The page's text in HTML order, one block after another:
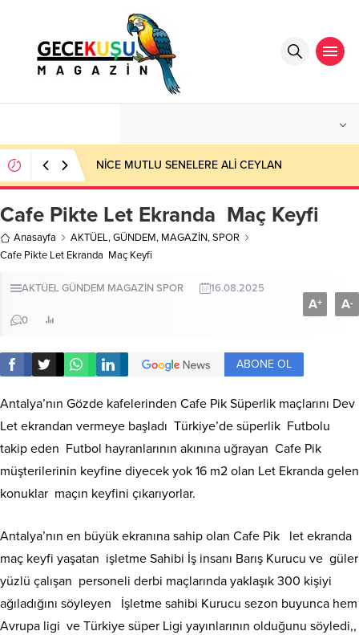
NİCE MUTLU SENELERE ALİ CEYLAN
Cafe Pikte Let Ekranda Maç Keyfi
Anasayfa AKTÜEL,GÜNDEM, MAGAZİN,SPOR
Cafe Pikte Let Ekranda Maç Keyfi
AKTÜEL GÜNDEM MAGAZİNSPOR 16.08.2025
0
A+ A-
ABONE OL
Antalya’nın Gözde kafelerinden Cafe Pik Süperlik maçlarını Dev
Let ekrandan vermeye başladı Türkiye’de süperlik Futbolu
takip eden Futbol hayranlarının akınına uğrayan Cafe Pik
müşterilerinin keyfine diyecek yok 16 m2 olan Let Ekranda gelen
konuklar maçın keyfini çıkarıyorlar.
Antalya’nın en büyük ekranına sahip olan Cafe Pik let ekranda
maç keyfi yaşatan işletme Sahibi İş insanı Barış Kurucu ve güler
yüzlü çalışan personeli derbi maçlarında yaklaşık 300 kişiyi
ağıladığını söyleyen İşletme sahibi Kurucu sezon buyunca hem
Avrupa ligi ve Türkiye süper Ligi yayınlarının olduğunu söyledi,,